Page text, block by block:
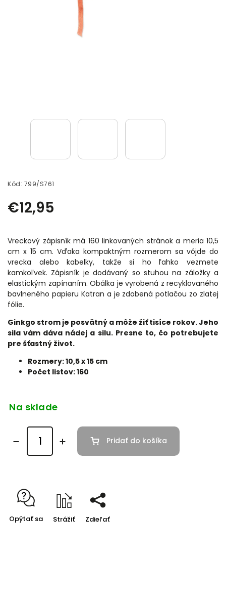
Kód: 799/S761
€12,95
Vreckový zápisník má 160 linkovaných stránok a meria 10,5
cm x 15 cm. Vďaka kompaktným rozmerom sa vôjde do
vrecka alebo kabelky, takže si ho ľahko vezmete
kamkoľvek. Zápisník je dodávaný so stuhou na záložky a
elastickým zapínaním. Obálka je vyrobená z recyklovaného
bavlneného papieru Katran a je zdobená potlačou zo zlatej
fólie.
Ginkgo strom je posvätný a môže žiť tisíce rokov. Jeho
sila vám dáva nádej a silu. Presne to, čo potrebujete
pre šťastný život.
Rozmery: 10,5 x 15 cm
Počet listov: 160
Na sklade
Pridať do košíka
Opýtať sa Strážiť Zdieľať